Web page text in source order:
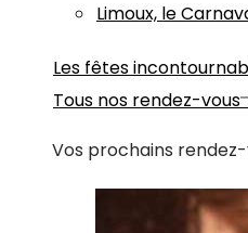
Limoux, le
Les fêtes
Tous nos rendez-vous
Vos prochains